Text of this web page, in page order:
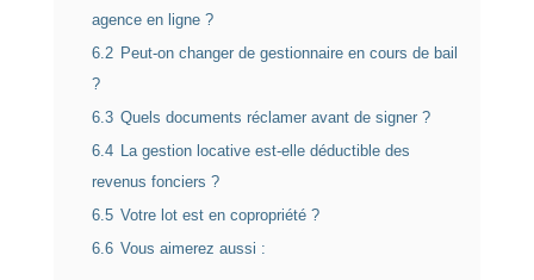
agence en ligne ?
6.2 Peut-on changer de gestionnaire en cours de bail
?
6.3 Quels documents réclamer avant de signer ?
6.4 La gestion locative est-elle déductible des
revenus fonciers ?
6.5 Votre lot est en copropriété ?
6.6 Vous aimerez aussi :